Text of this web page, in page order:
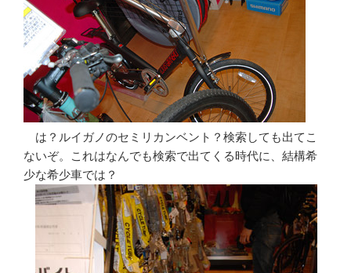
は？ルイガノのセミリカンベント？検索しても出てこ
ないぞ。これはなんでも検索で出てくる時代に、結構希
少な希少車では？